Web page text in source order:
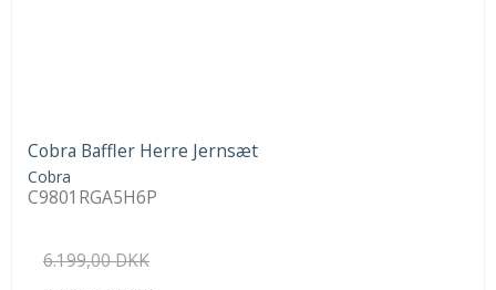
Cobra Baffler Herre Jernsæt
Cobra
C9801RGA5H6P
6.199,00 DKK